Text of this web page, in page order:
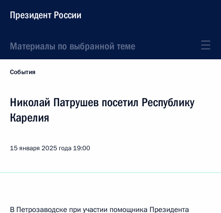
Президент России
Материалы по выбранной теме
События
Николай Патрушев посетил Республику
Карелия
15 января 2025 года 19:00
В Петрозаводске при участии помощника Президента